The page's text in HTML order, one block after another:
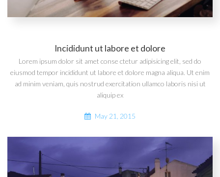
Incididunt ut labore et dolore
Lorem ipsum dolor sit amet conse ctetur adipisicing elit, sed do
eiusmod tempor incididunt ut labore et dolore magna aliqua. Ut enim
ad minim veniam, quis nostrud exercitation ullamco laboris nisi ut
aliquip ex
May 21, 2015